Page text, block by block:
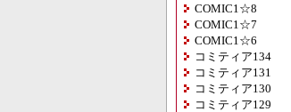
COMIC1☆8
COMIC1☆7
COMIC1☆6
コミティア134
コミティア131
コミティア130
コミティア129